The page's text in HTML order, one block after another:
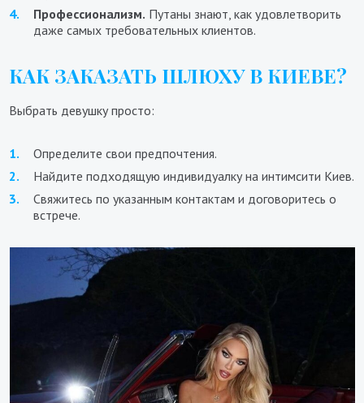
Профессионализм. Путаны знают, как удовлетворить
даже самых требовательных клиентов.
КАК ЗАКАЗАТЬ ШЛЮХУ В КИЕВЕ?
Выбрать девушку просто:
Определите свои предпочтения.
Найдите подходящую индивидуалку на интимсити Киев.
Свяжитесь по указанным контактам и договоритесь о
встрече.